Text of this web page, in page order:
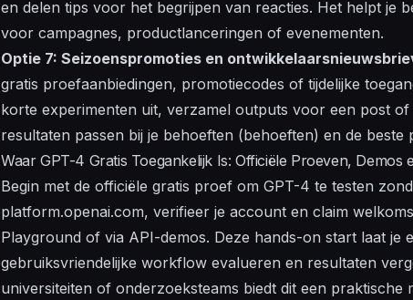
en delen tips voor het begrijpen van reacties. Het helpt je
voor campagnes, productlanceringen of evenementen.
Optie 7: Seizoenspromoties en
gratis proefaanbiedingen, promotiecodes of tijdelijke
korte experimenten uit, verzamel outputs voor een post of
resultaten passen bij je behoeften (behoeften) en de beste
Waar GPT-4 Gratis Toegankelijk Is: Officiële Proeven, Demos
Begin met de officiële gratis proef om GPT-4 te testen
platform.openai.com, verifieer je account en claim
Playground of via API-demos. Deze hands-on start laat je
gebruiksvriendelijke workflow evalueren en resultaten
universiteiten of onderzoeksteams biedt dit een